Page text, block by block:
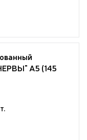
A5 (145
бумага 70 г/
обложка
с поролоном,
закругленные